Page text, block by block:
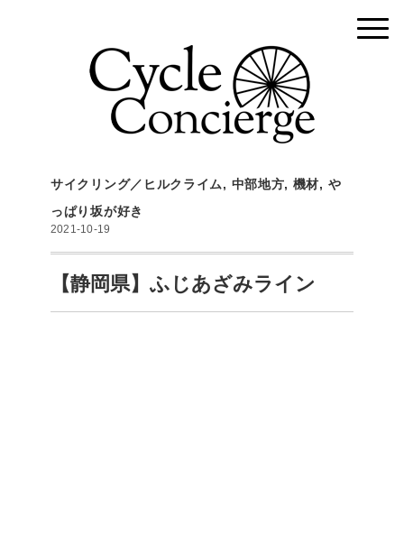
サイクリング／ヒルクライム, 中部地方, 機材, や
っぱり坂が好き
2021-10-19
【静岡県】ふじあざみライン